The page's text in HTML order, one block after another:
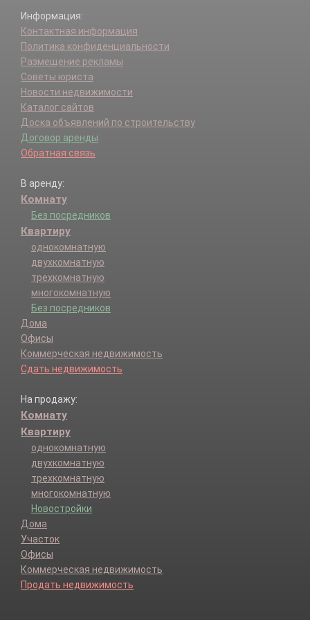
Птичное п.
Пучково д.
Пятовское д.
Ремзавод п.
Рогозинино д.
Рогозино д.
Рожново д.
сдт Отдых дп.
Уварово д.
Фоминское д.
Ширяево д.
Информация:
Контактная информация
Политика конфиденциальности
Размещение рекламы
Советы юриста
Новости недвижимости
Каталог сайтов
Доска объявлений по строительству
Договор аренды
Обратная связь
В аренду:
Комнату
Без посредников
Квартиру
однокомнатную
двухкомнатную
трехкомнатную
многокомнатную
Без посредников
Дома
Офисы
Коммерческая недвижимость
Сдать недвижимость
На продажу:
Комнату
Квартиру
однокомнатную
двухкомнатную
трехкомнатную
многокомнатную
Новостройки
Дома
Участок
Офисы
Коммерческая недвижимость
Продать недвижимость